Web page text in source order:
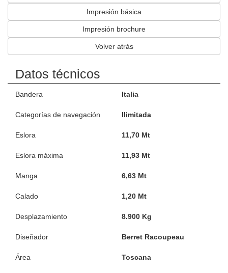
Impresión básica
Impresión brochure
Volver atrás
Datos técnicos
Bandera Italia
Categorías de navegación Ilimitada
Eslora 11,70 Mt
Eslora máxima 11,93 Mt
Manga 6,63 Mt
Calado 1,20 Mt
Desplazamiento 8.900 Kg
Diseñador Berret Racoupeau
Área Toscana